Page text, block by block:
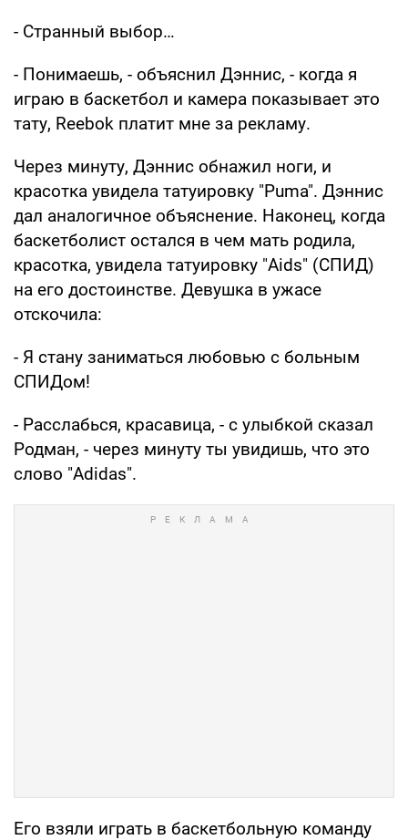
- Странный выбор…
- Понимаешь, - объяснил Дэннис, - когда я
играю в баскетбол и камера показывает это
тату, Reebok платит мне за рекламу.
Через минуту, Дэннис обнажил ноги, и
красотка увидела татуировку "Puma". Дэннис
дал аналогичное объяснение. Наконец, когда
баскетболист остался в чем мать родила,
красотка, увидела татуировку "Aids" (СПИД)
на его достоинстве. Девушка в ужасе
отскочила:
- Я стану заниматься любовью с больным
СПИДом!
- Расслабься, красавица, - с улыбкой сказал
Родман, - через минуту ты увидишь, что это
слово "Adidas".
Его взяли играть в баскетбольную команду